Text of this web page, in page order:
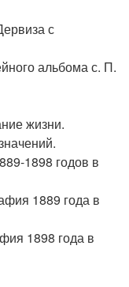
с
альбома с. П.
жизни.
1898 годов в
1889 года в
1898 года в